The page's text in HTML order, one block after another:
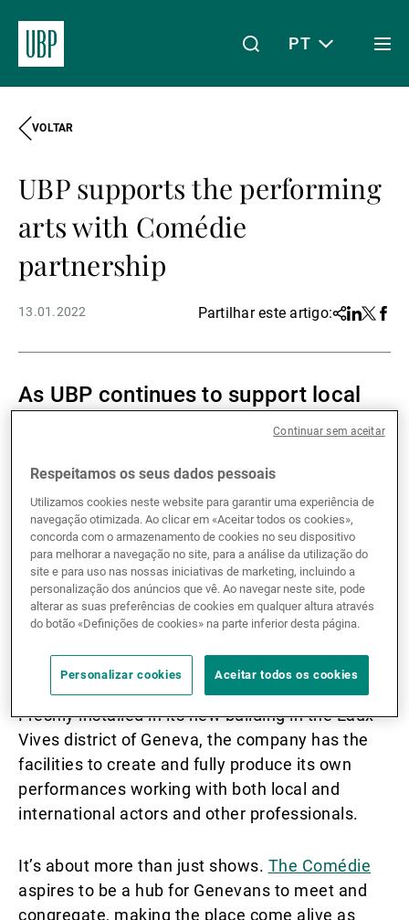
Acerca da UBP
Gestores de ativos externos
Notícias e informação
Contactos
PT
VOLTAR
UBP supports the performing
arts with Comédie
partnership
13.01.2022 Partilhar este artigo:Share
Linkedin
Twitter
As UBP continues to support local
cultural endeavours, we are pleased
a partnership with Comédie de
Genève for the next three seasons.
Featuring original material, this theatre lays on a
multidisciplinary programme comprising not
creative circus.
Freshly installed in its new building in the Eaux-
Vives district of Geneva, the company has the
facilities to create and fully produce its own
performances working with both local and
international actors and other professionals.
It’s about more than just shows. The Comédie
aspires to be a hub for Genevans to meet and
congregate, making the place come alive as
Respeitamos os seus dados pessoais
Utilizamos cookies neste website para garantir uma experiência de
navegação otimizada. Ao clicar em «Aceitar todos os cookies»,
concorda com o armazenamento de cookies no seu dispositivo
para melhorar a navegação no site, para a análise da utilização do
site e para uso nas nossas iniciativas de marketing, incluindo a
personalização dos anúncios que vê. Ao navegar neste site, pode
alterar as suas preferências de cookies em qualquer altura através
do botão «Definições de cookies» na parte inferior desta página.
Personalizar cookies Aceitar todos os cookies
Continuar sem aceitar